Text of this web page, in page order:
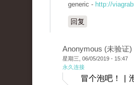
generic - http://
回复
Anonymous (未验证)
星期三, 06/05/2019 - 15:47
永久连接
冒个泡吧！ |